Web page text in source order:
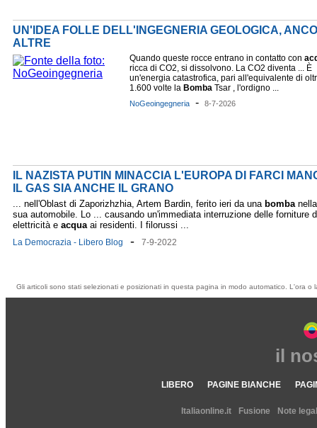
UN'IDEA FOLLE DELL'INGEGNERIA GEOLOGICA,
ALTRE
Quando queste rocce entrano in contatto con
ricca di CO2, si dissolvono. La CO2 diventa ... È
un'energia catastrofica, pari all'equivalente di
1.600 volte la Bomba Tsar , l'ordigno ...
NoGeoingegneria - 8-7-2026
IL NAZISTA PUTIN MINACCIA L'EUROPA DI FARCI
IL GAS SIA ANCHE IL GRANO
... nell'Oblast di Zaporizhzhia, Artem Bardin, ferito ieri da una bombanella
sua automobile. Lo ... causando un'immediata interruzione delle forniture
elettricità e acquaai residenti. I filorussi ...
La Democrazia - Libero Blog - 7-9-2022
Gli articoli sono stati selezionati e posizionati in questa pagina in modo automatico. L'ora
il
LIBERO PAGINE BIANCHE
Italiaonline.it Fusione Note